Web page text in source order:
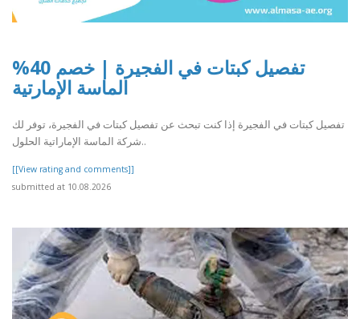
تفصيل كبتات في الفجيرة | خصم 40%
الماسة الإمارتية
تفصيل كبتات في الفجيرة إذا كنت تبحث عن تفصيل كبتات في الفجيرة، توفر لك
شركة الماسة الإماراتية الحلول..
[[View rating and comments]]
submitted at 10.08.2026